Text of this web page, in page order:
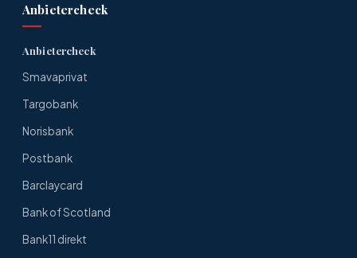
Anbietercheck
Anbietercheck
Smavaprivat
Targobank
Norisbank
Postbank
Barclaycard
Bank of Scotland
Bank11 direkt